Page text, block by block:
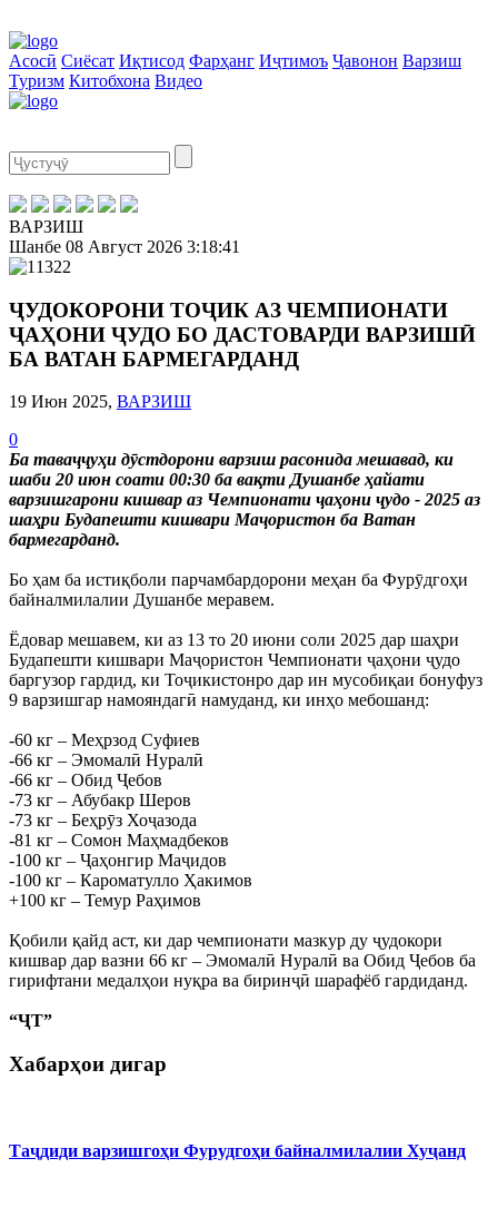
Асосӣ Сиёсат Иқтисод Фарҳанг Иҷтимоъ Ҷавонон Варзиш
Туризм Китобхона Видео
ВАРЗИШ
Шанбе 08 Август 2026 3:18:42
ҶУДОКОРОНИ ТОҶИК АЗ ЧЕМПИОНАТИ
ҶАҲОНИ ҶУДО БО ДАСТОВАРДИ ВАРЗИШӢ
БА ВАТАН БАРМЕГАРДАНД
19 Июн 2025, ВАРЗИШ
0
Ба таваҷҷуҳи дӯстдорони варзиш расонида мешавад, ки
шаби 20 июн соати 00:30 ба вақти Душанбе ҳайати
варзишгарони кишвар аз Чемпионати ҷаҳони ҷудо - 2025 аз
шаҳри Будапешти кишвари Маҷористон ба Ватан
бармегарданд.
Бо ҳам ба истиқболи парчамбардорони меҳан ба Фурӯдгоҳи
байналмилалии Душанбе меравем.
Ёдовар мешавем, ки аз 13 то 20 июни соли 2025 дар шаҳри
Будапешти кишвари Маҷористон Чемпионати ҷаҳони ҷудо
баргузор гардид, ки Тоҷикистонро дар ин мусобиқаи бонуфуз
9 варзишгар намояндагӣ намуданд, ки инҳо мебошанд:
-60 кг – Меҳрзод Суфиев
-66 кг – Эмомалӣ Нуралӣ
-66 кг – Обид Ҷебов
-73 кг – Абубакр Шеров
-73 кг – Беҳрӯз Хоҷазода
-81 кг – Сомон Маҳмадбеков
-100 кг – Ҷаҳонгир Маҷидов
-100 кг – Кароматулло Ҳакимов
+100 кг – Темур Раҳимов
Қобили қайд аст, ки дар чемпионати мазкур ду ҷудокори
кишвар дар вазни 66 кг – Эмомалӣ Нуралӣ ва Обид Ҷебов ба
гирифтани медалҳои нуқра ва биринҷӣ шарафёб гардиданд.
“ҶТ”
Хабарҳои дигар
Таҷдиди варзишгоҳи Фурудгоҳи байналмилалии Хуҷанд